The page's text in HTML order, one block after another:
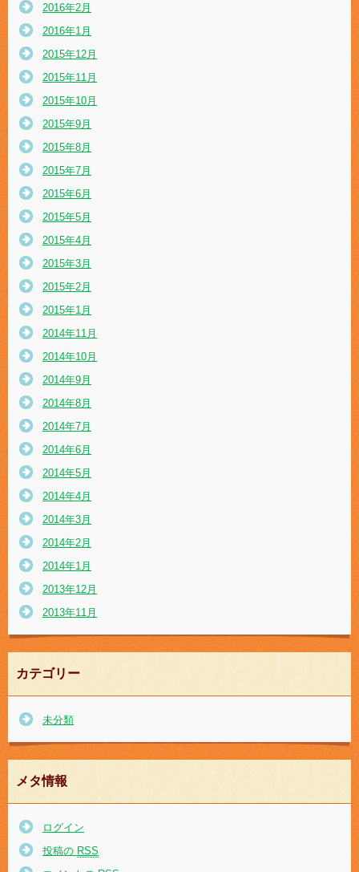
2016年2月
2016年1月
2015年12月
2015年11月
2015年10月
2015年9月
2015年8月
2015年7月
2015年6月
2015年5月
2015年4月
2015年3月
2015年2月
2015年1月
2014年11月
2014年10月
2014年9月
2014年8月
2014年7月
2014年6月
2014年5月
2014年4月
2014年3月
2014年2月
2014年1月
2013年12月
2013年11月
カテゴリー
未分類
メタ情報
ログイン
投稿の RSS